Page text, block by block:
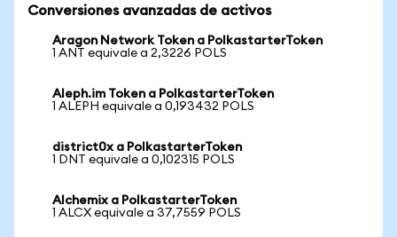
Conversiones avanzadas de activos
Aragon Network Token a PolkastarterToken
1 ANT equivale a 2,3226 POLS
Aleph.im Token a PolkastarterToken
1 ALEPH equivale a 0,193432 POLS
district0x a PolkastarterToken
1 DNT equivale a 0,102315 POLS
Alchemix a PolkastarterToken
1 ALCX equivale a 37,7559 POLS